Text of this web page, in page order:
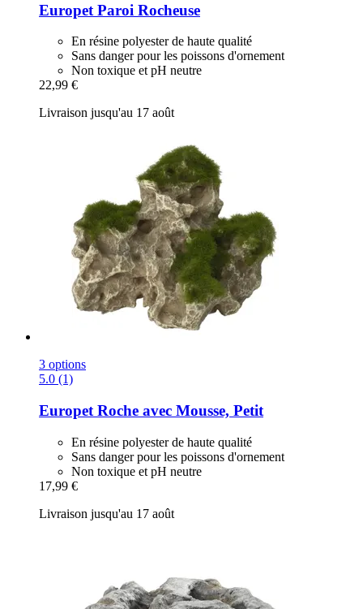
Europet Paroi Rocheuse
En résine polyester de haute qualité
Sans danger pour les poissons d'ornement
Non toxique et pH neutre
22,99 €
Livraison jusqu'au 17 août
3 options
5.0 (1)
Europet Roche avec Mousse, Petit
En résine polyester de haute qualité
Sans danger pour les poissons d'ornement
Non toxique et pH neutre
17,99 €
Livraison jusqu'au 17 août